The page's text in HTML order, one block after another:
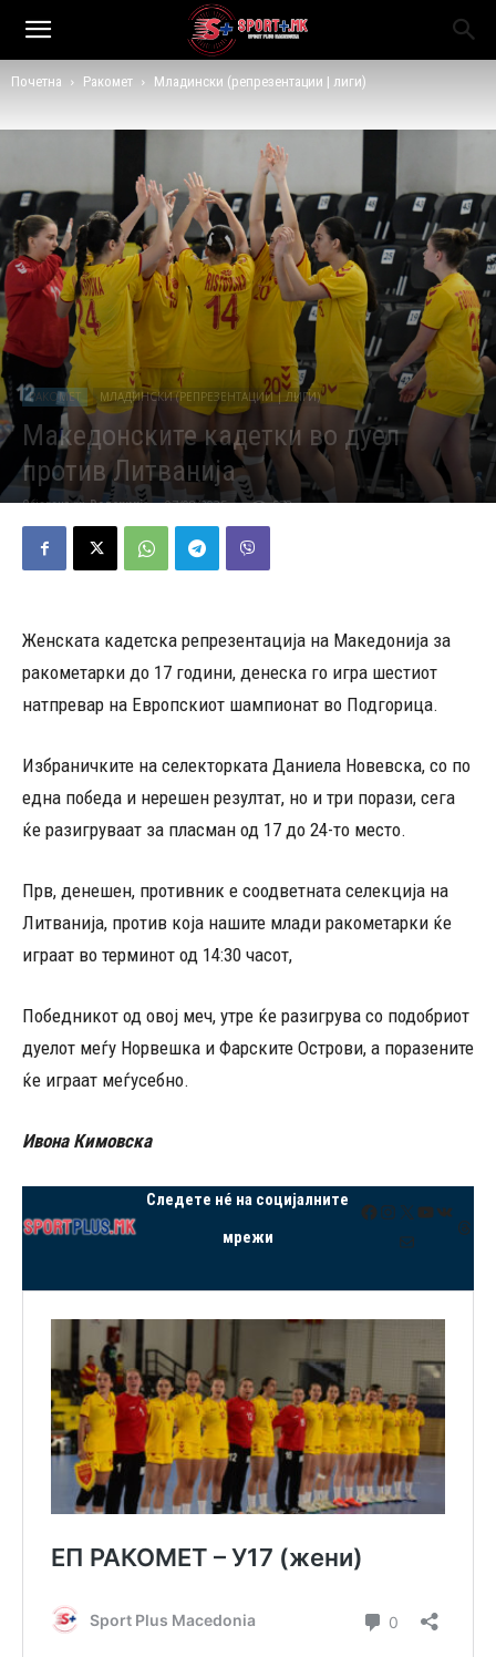
Почетна Ракомет Младински (репрезентации | лиги)
РАКОМЕТ МЛАДИНСКИ (РЕПРЕЗЕНТАЦИИ | ЛИГИ)
Македонските кадетки во дуел
против Литванија
Објавено од Редакција - 07/08/2025 578
Женската кадетска репрезентација на Македонија за
ракометарки до 17 години, денеска го игра шестиот
натпревар на Европскиот шампионат во Подгорица.
Избраничките на селекторката Даниела Новевска, со по
една победа и нерешен резултат, но и три порази, сега
ќе разигруваат за пласман од 17 до 24-то место.
Прв, денешен, противник е соодветната селекција на
Литванија, против која нашите млади ракометарки ќе
играат во терминот од 14:30 часот,
Победникот од овој меч, утре ќе разигрува со подобриот
дуелот меѓу Норвешка и Фарските Острови, а поразените
ќе играат меѓусебно.
Ивона Кимовска
Следете нé на социјалните
мрежи
Facebook
Instagram
X YouTube
VK
Mail